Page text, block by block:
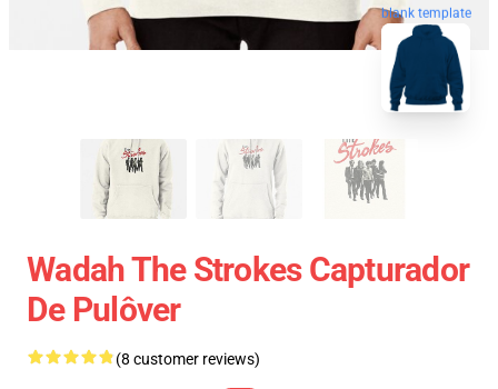
blank template
Wadah The Strokes Capturador
De Pulôver
(8 customer reviews)